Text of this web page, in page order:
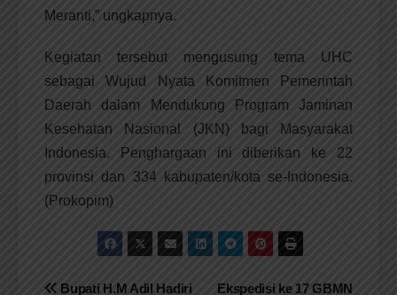
Meranti,” ungkapnya.
Kegiatan tersebut mengusung tema UHC
sebagai Wujud Nyata Komitmen Pemerintah
Daerah dalam Mendukung Program Jaminan
Kesehatan Nasional (JKN) bagi Masyarakat
Indonesia. Penghargaan ini diberikan ke 22
provinsi dan 334 kabupaten/kota se-Indonesia.
(Prokopim)
Ekspedisi ke 17 GBMN
Bupati H.M Adil Hadiri